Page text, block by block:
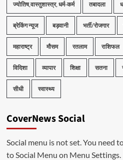
ज्योतिष,वास्तुशास्त्र, धर्म-कर्म तबादला
ब्रेकिंग न्यूज बड़वानी भर्ती/रोजगार
महाराष्ट्र मौसम रतलाम राशिफल
विदिशा व्यापार शिक्षा सतना
सीधी स्वास्थ्य
CoverNews Social
Social menu is not set. You need
to Social Menu on Menu Settings.